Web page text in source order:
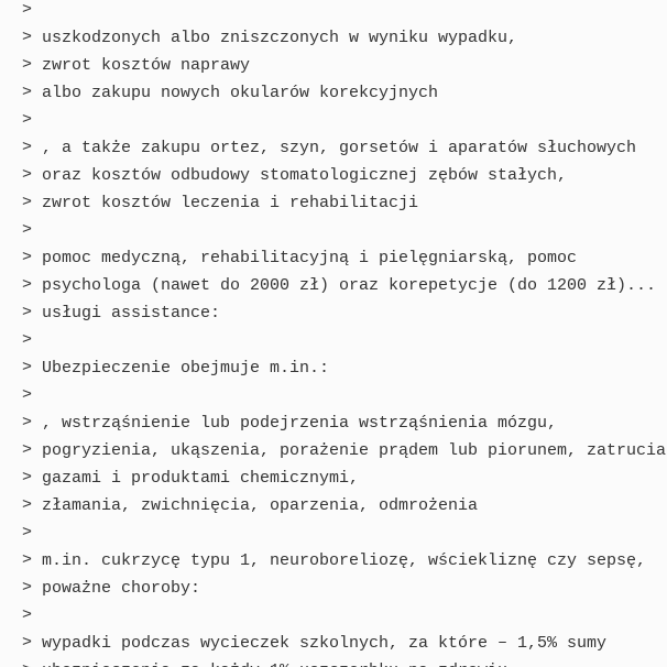
>
> uszkodzonych albo zniszczonych w wyniku wypadku,
> zwrot kosztów naprawy
> albo zakupu nowych okularów korekcyjnych
>
> , a także zakupu ortez, szyn, gorsetów i aparatów słuchowych
> oraz kosztów odbudowy stomatologicznej zębów stałych,
> zwrot kosztów leczenia i rehabilitacji
>
> pomoc medyczną, rehabilitacyjną i pielęgniarską, pomoc
> psychologa (nawet do 2000 zł) oraz korepetycje (do 1200 zł)...
> usługi assistance:
>
> Ubezpieczenie obejmuje m.in.:
>
> , wstrząśnienie lub podejrzenia wstrząśnienia mózgu,
> pogryzienia, ukąszenia, porażenie prądem lub piorunem, zatrucia
> gazami i produktami chemicznymi,
> złamania, zwichnięcia, oparzenia, odmrożenia
>
> m.in. cukrzycę typu 1, neuroboreliozę, wściekliznę czy sepsę,
> poważne choroby:
>
> wypadki podczas wycieczek szkolnych, za które – 1,5% sumy